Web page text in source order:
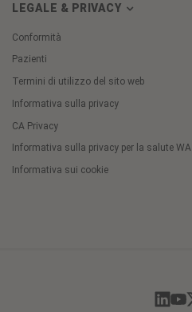
LEGALE & PRIVACY
Conformità
Pazienti
Termini di utilizzo del sito web
Informativa sulla privacy
CA Privacy
Informativa sulla privacy per la salute WA
Informativa sui cookie